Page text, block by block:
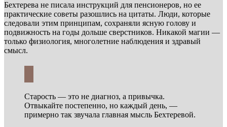
Бехтерева не писала инструкций для пенсионеров, но ее
практические советы разошлись на цитаты. Люди, которые
следовали этим принципам, сохраняли ясную голову и
подвижность на годы дольше сверстников. Никакой магии —
только физиология, многолетние наблюдения и здравый
смысл.
Старость — это не диагноз, а привычка.
Отвыкайте постепенно, но каждый день, —
примерно так звучала главная мысль Бехтеревой.